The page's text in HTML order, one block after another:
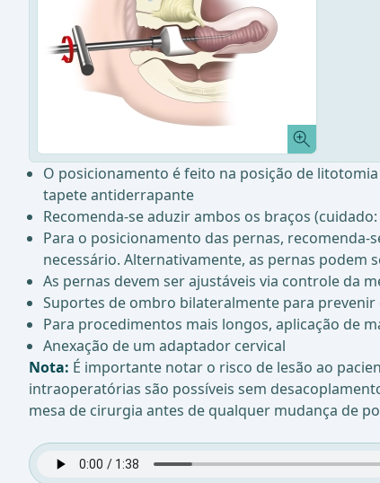
O posicionamento é feito na posição de
tapete antiderrapante
Recomenda-se aduzir ambos os braços
Para o posicionamento das pernas,
necessário. Alternativamente, as pernas podem
As pernas devem ser ajustáveis via controle da
Suportes de ombro bilateralmente para
Para procedimentos mais longos, aplicação de
Anexação de um adaptador cervical
Nota: É importante notar o risco de lesão ao
intraoperatórias são possíveis sem
mesa de cirurgia antes de qualquer mudança de